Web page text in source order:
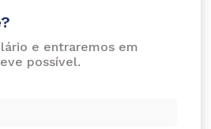
e entraremos em
possível.